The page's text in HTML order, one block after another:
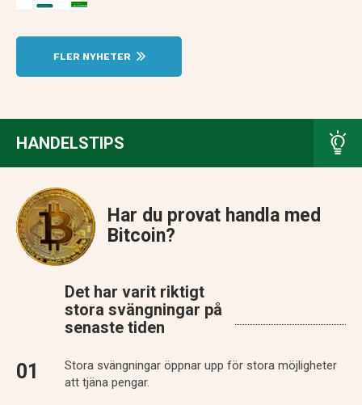
FLER NYHETER
HANDELSTIPS
Har du provat handla med
Bitcoin?
Det har varit riktigt
stora svängningar på
senaste tiden
Stora svängningar öppnar upp för stora möjligheter
att tjäna pengar.